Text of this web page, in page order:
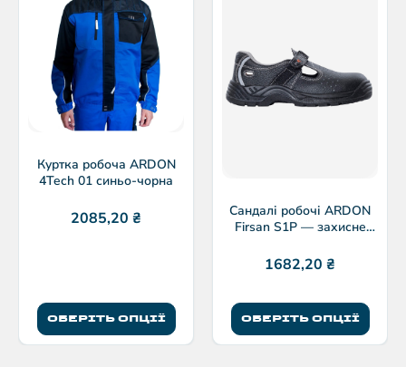
Куртка робоча ARDON
4Tech 01 синьо-чорна
2085,20 ₴
ОБЕРІТЬ ОПЦІЇ
Сандалі робочі ARDON
Firsan S1P — захисне
підноском
1682,20 ₴
ОБЕРІТЬ ОПЦІЇ